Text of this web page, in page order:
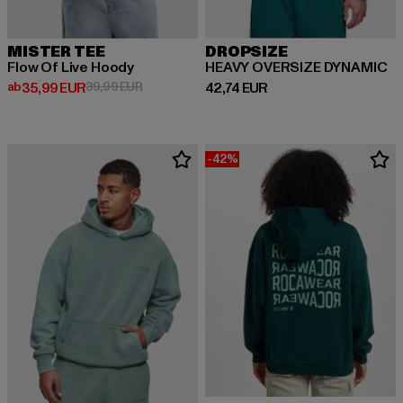
MISTER TEE
Flow Of Live Hoody
ab35,99 EUR
Derzeitiger Preis: ab 35,99 EUR
39,99 EURAktionspreis: 39,99 EUR
DROPSIZE
HEAVY OVERSIZE DYNAMIC
42,74 EUR
Derzeitiger Preis: 42,74 EUR
-42%